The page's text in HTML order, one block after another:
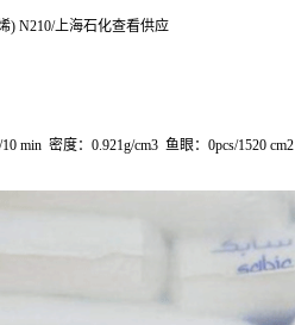
) N210/上海石化查看供应
min 密度： 0.921g/cm3 鱼眼： 0pcs/1520 cm2